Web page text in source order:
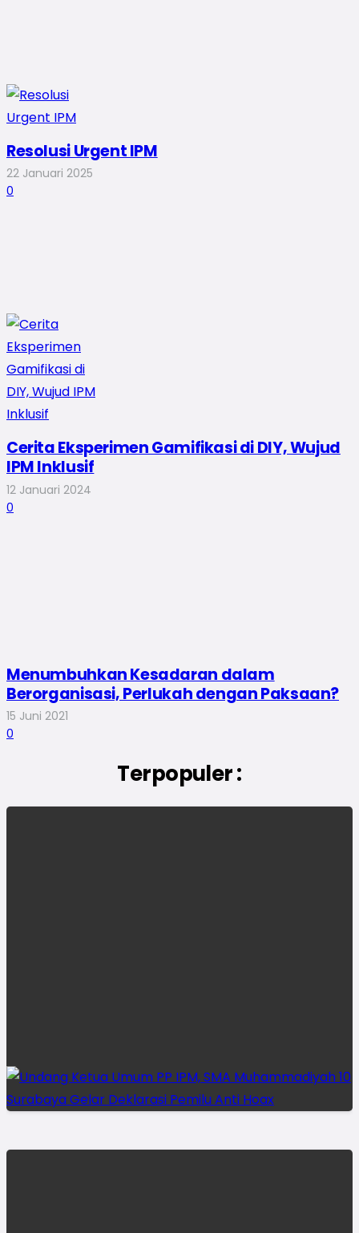
Resolusi Urgent IPM
22 Januari 2025
0
Cerita Eksperimen Gamifikasi di DIY, Wujud
IPM Inklusif
12 Januari 2024
0
Menumbuhkan Kesadaran dalam
Berorganisasi, Perlukah dengan Paksaan?
15 Juni 2021
0
Terpopuler :